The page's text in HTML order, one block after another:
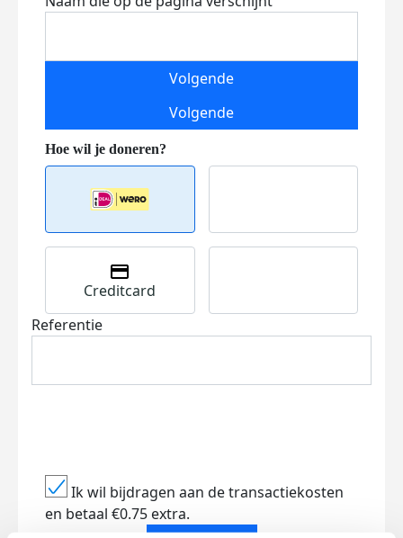
Volgende
Volgende
Creditcard
Referentie
Ik wil bijdragen aan de transactiekosten
en betaal €0.75 extra.